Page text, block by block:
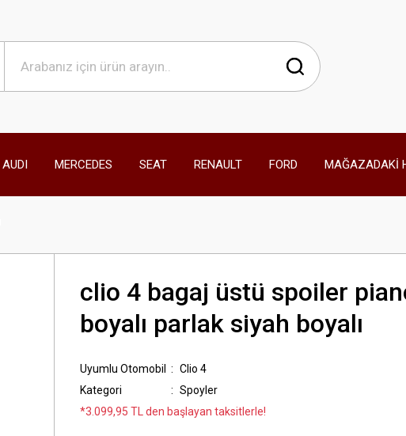
AUDI MERCEDES SEAT RENAULT FORD MAĞAZADAKİ
clio 4 bagaj üstü spoiler
boyalı parlak siyah boyalı
Uyumlu Otomobil
Clio 4
Kategori
Spoyler
*3.099,95 TL den başlayan taksitlerle!